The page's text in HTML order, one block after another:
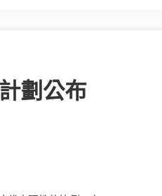
劃公布